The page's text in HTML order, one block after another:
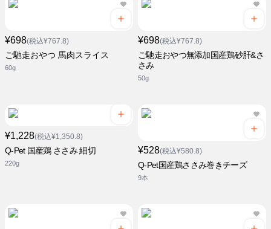
¥698(税込¥767.8)
ご馳走おやつ 馬肉スライス
60g
¥698(税込¥767.8)
ご馳走おやつ無添加国産鶏砂肝&さ
さみ
50g
¥1,228(税込¥1,350.8)
Q-Pet 国産鶏 ささみ 細切
220g
¥528(税込¥580.8)
Q-Pet国産鶏ささみ巻きチーズ
9本